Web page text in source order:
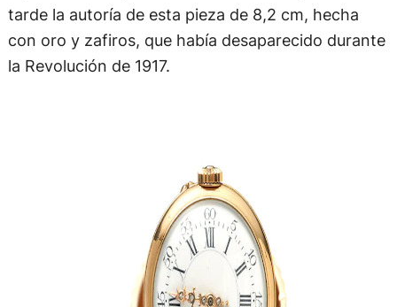
tarde la autoría de esta pieza de 8,2 cm, hecha
con oro y zafiros, que había desaparecido durante
la Revolución de 1917.